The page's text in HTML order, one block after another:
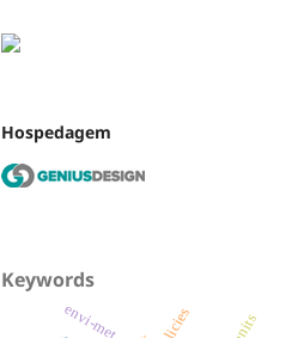
Hospedagem
Keywords
envi-met